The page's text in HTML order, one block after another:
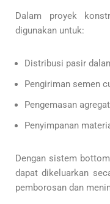
Dalam proyek
digunakan untuk:
Distribusi pasir
Pengiriman semen
Pengemasan
Penyimpanan
Dengan sistem
dapat dikeluarkan
pemborosan dan